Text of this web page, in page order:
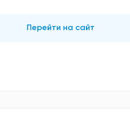
Перейти на сайт